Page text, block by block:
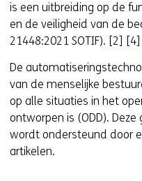
is een uitbreiding op de
en de veiligheid van de
21448:2021 SOTIF). [2]
De
van de menselijke
op alle situaties in het
ontworpen is (ODD).
wordt ondersteund door
artikelen.